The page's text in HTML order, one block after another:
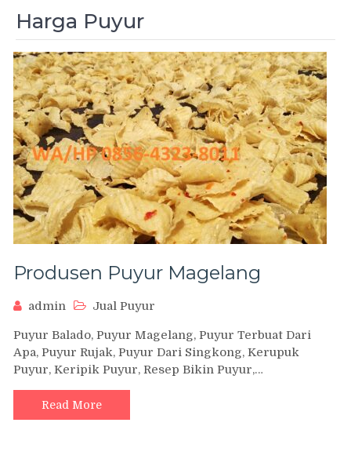
Harga Puyur
Produsen Puyur Magelang
admin Jual Puyur
Puyur Balado, Puyur Magelang, Puyur Terbuat Dari
Apa, Puyur Rujak, Puyur Dari Singkong, Kerupuk
Puyur, Keripik Puyur, Resep Bikin Puyur,…
Read More